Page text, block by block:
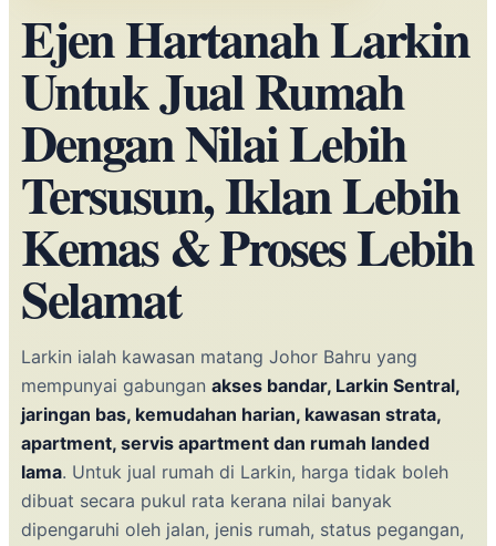
Ejen Hartanah Larkin
Untuk Jual Rumah
Dengan Nilai Lebih
Tersusun, Iklan Lebih
Kemas & Proses Lebih
Selamat
Larkin ialah kawasan matang Johor Bahru yang
mempunyai gabungan akses bandar, Larkin Sentral,
jaringan bas, kemudahan harian, kawasan strata,
apartment, servis apartment dan rumah landed
lama. Untuk jual rumah di Larkin, harga tidak boleh
dibuat secara pukul rata kerana nilai banyak
dipengaruhi oleh jalan, jenis rumah, status pegangan,